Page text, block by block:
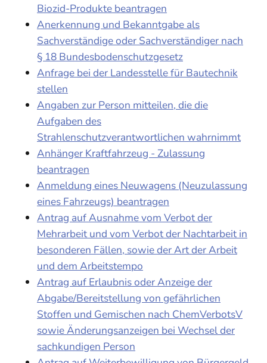
Biozid-Produkte beantragen
Anerkennung und Bekanntgabe als
Sachverständige oder Sachverständiger nach
§ 18 Bundesbodenschutzgesetz
Anfrage bei der Landesstelle für Bautechnik
stellen
Angaben zur Person mitteilen, die die
Aufgaben des
Strahlenschutzverantwortlichen wahrnimmt
Anhänger Kraftfahrzeug - Zulassung
beantragen
Anmeldung eines Neuwagens (Neuzulassung
eines Fahrzeugs) beantragen
Antrag auf Ausnahme vom Verbot der
Mehrarbeit und vom Verbot der Nachtarbeit in
besonderen Fällen, sowie der Art der Arbeit
und dem Arbeitstempo
Antrag auf Erlaubnis oder Anzeige der
Abgabe/Bereitstellung von gefährlichen
Stoffen und Gemischen nach ChemVerbotsV
sowie Änderungsanzeigen bei Wechsel der
sachkundigen Person